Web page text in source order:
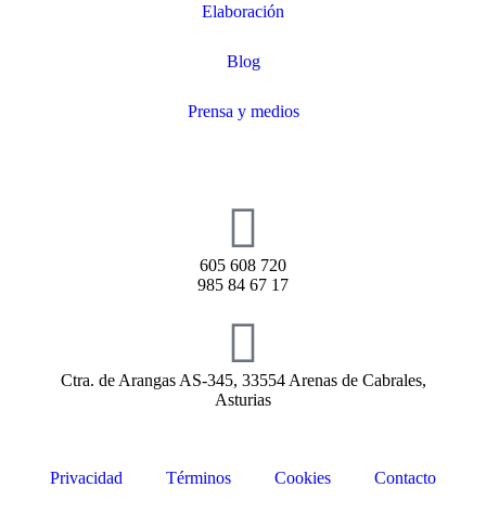
Elaboración
Blog
Prensa y medios
605 608 720
985 84 67 17
Ctra. de Arangas AS-345, 33554 Arenas de Cabrales,
Asturias
Privacidad Términos Cookies Contacto